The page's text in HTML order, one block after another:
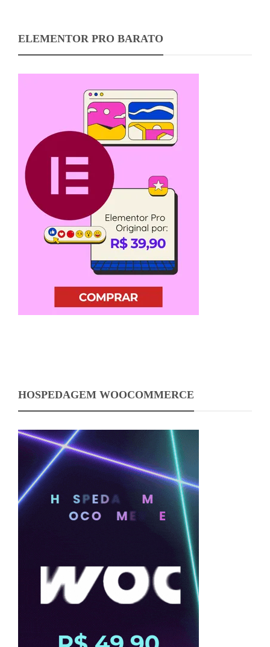
ELEMENTOR PRO BARATO
HOSPEDAGEM WOOCOMMERCE